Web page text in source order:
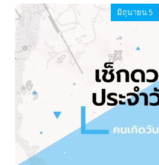
มิถุนายน 5